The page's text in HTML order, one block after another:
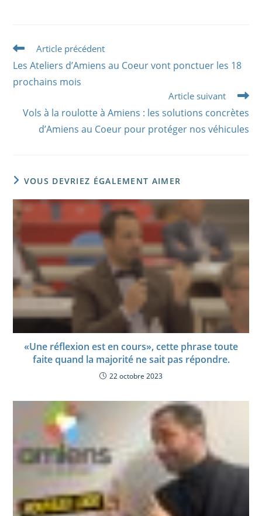
Article précédent
Les Ateliers d’Amiens au Coeur vont ponctuer les 18
prochains mois
Article suivant
Vols à la roulotte à Amiens : les solutions concrètes
d’Amiens au Coeur pour protéger nos véhicules
VOUS DEVRIEZ ÉGALEMENT AIMER
«Une réflexion est en cours», cette phrase toute
faite quand la majorité ne sait pas répondre.
22 octobre 2023